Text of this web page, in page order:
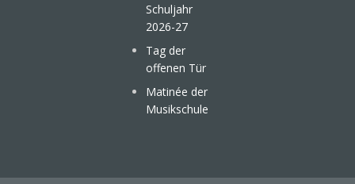
Schuljahr
2026-27
Tag der
offenen Tür
Matinée der
Musikschule